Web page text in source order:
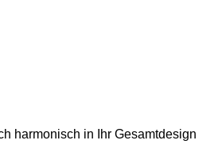
harmonisch in Ihr Gesamtdesign